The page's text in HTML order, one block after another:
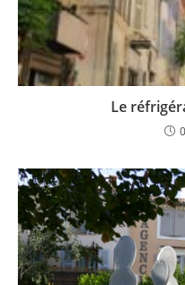
Le